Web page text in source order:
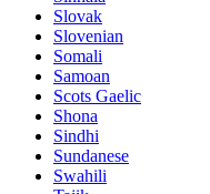
Slovak
Slovenian
Somali
Samoan
Scots Gaelic
Shona
Sindhi
Sundanese
Swahili